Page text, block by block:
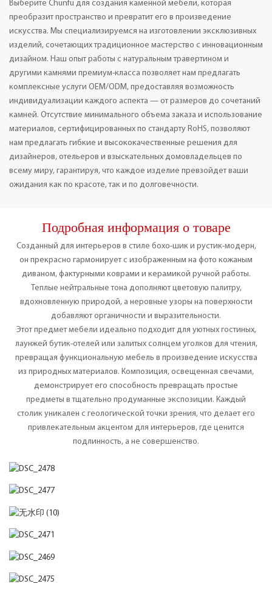
Выберите Chunfu для создания каменной мебели, которая
преобразит пространство и превратит его в произведение
искусства. Мы специализируемся на изготовлении эксклюзивных
изделий, сочетающих традиционное мастерство с инновационным
дизайном. Наш опыт работы с натуральным травертином и
другими камнями премиум-класса позволяет нам предлагать
комплексные услуги OEM/ODM, предоставляя возможность
индивидуализации каждого аспекта — от размеров до сочетаний
камней. Отсутствие минимального объема заказа и использование
материалов, сертифицированных по стандарту RoHS, позволяют
нам предлагать гибкие и высококачественные решения для
дизайнеров, отельеров и взыскательных домовладельцев по
всему миру, гарантируя, что каждое изделие превзойдет ваши
ожидания как по красоте, так и по долговечности.
Подробная информация о товаре
Созданный для интерьеров в стиле бохо-шик и рустик-модерн,
он прекрасно гармонирует с изображенным на фото кожаным
диваном, фактурными коврами и керамикой ручной работы.
Теплые нейтральные тона дополняют цветовую палитру,
вдохновленную природой, а неровные узоры на поверхности
добавляют органичности и выразительности.
Этот предмет мебели идеально подходит для уютных гостиных,
лаунжей бутик-отелей или залитых солнцем уголков для чтения,
превращая функциональную мебель в произведение искусства
из природных материалов. Композиция, освещенная свечами,
демонстрирует его способность превращать простые
предметы в тщательно продуманные экспозиции. Каждый
столик уникален с геологической точки зрения, что делает его
привлекательным акцентом для интерьеров, где ценится
подлинность, а не совершенство.